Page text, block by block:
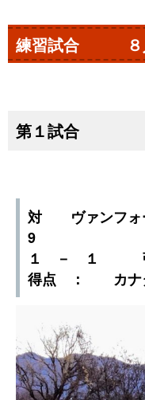
練習試合 ８人
第１試合
対 ヴァンフォ
9
１ － １ 引
得点 ： カナ